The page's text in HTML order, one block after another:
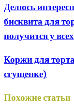
Делюсь
бисквита для
получится у
Коржи для
сгущенке)
Похожие статьи